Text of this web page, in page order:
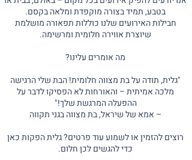
בטבע, תמיד בצורה מוקפדת ומלאה בקסם.
חבילות האירועים שלנו כוללות תפאורה מושלמת
שיוצרת אווירה חלומית ומרשימה.
מה אומרים עלינו?
"גלית, תודה על בת מצווה חלומית! הבת שלי הרגישה
מלכה אמיתית – והאורחות לא הפסיקו לדבר על
ההפעלה המרגשת שלך!"
– אמא של שיראל, בת מצווה בגני תקווה
רוצים להזמין או לשמוע עוד פרטים? גלית הפקות כאן
כדי להגשים לכן חלום.